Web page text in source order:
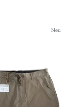
Neu